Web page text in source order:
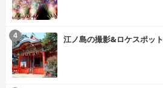
江ノ島の撮影&ロケスポット
4